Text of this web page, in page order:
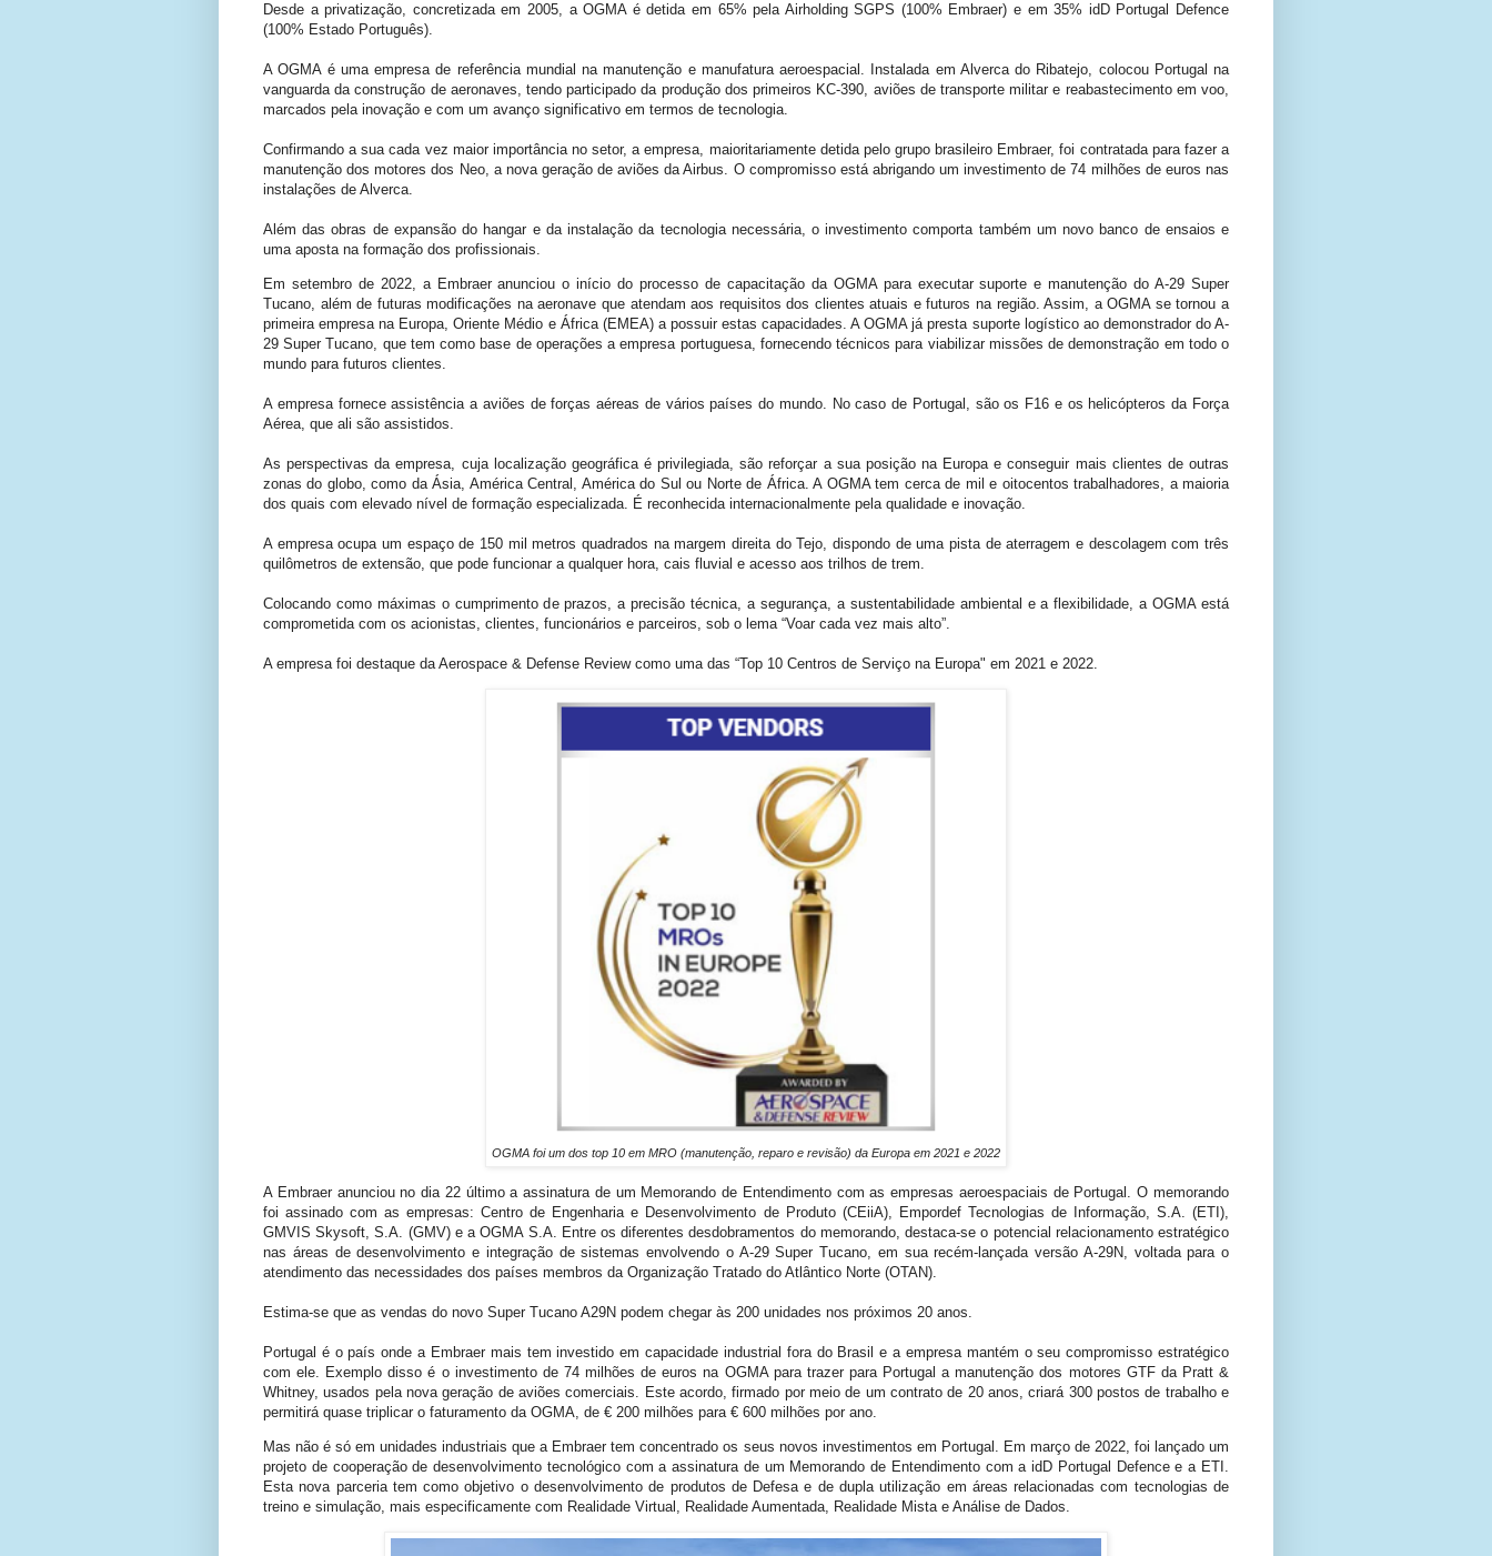
Desde a privatização, concretizada em 2005, a OGMA é detida em 65% pela Airholding SGPS (100% Embraer) e em 35% idD Portugal Defence
(100% Estado Português).
A OGMA é uma empresa de referência mundial na manutenção e manufatura aeroespacial. Instalada em Alverca do Ribatejo, colocou Portugal na
vanguarda da construção de aeronaves, tendo participado da produção dos primeiros KC-390, aviões de transporte militar e reabastecimento em voo,
marcados pela inovação e com um avanço significativo em termos de tecnologia.
Confirmando a sua cada vez maior importância no setor, a empresa, maioritariamente detida pelo grupo brasileiro Embraer, foi contratada para fazer a
manutenção dos motores dos Neo, a nova geração de aviões da Airbus. O compromisso está abrigando um investimento de 74 milhões de euros nas
instalações de Alverca.
Além das obras de expansão do hangar e da instalação da tecnologia necessária, o investimento comporta também um novo banco de ensaios e
uma aposta na formação dos profissionais.
Em setembro de 2022, a Embraer anunciou o início do processo de capacitação da OGMA para executar suporte e manutenção do A-29 Super
Tucano, além de futuras modificações na aeronave que atendam aos requisitos dos clientes atuais e futuros na região. Assim, a OGMA se tornou a
primeira empresa na Europa, Oriente Médio e África (EMEA) a possuir estas capacidades. A OGMA já presta suporte logístico ao demonstrador do A-
29 Super Tucano, que tem como base de operações a empresa portuguesa, fornecendo técnicos para viabilizar missões de demonstração em todo o
mundo para futuros clientes.
A empresa fornece assistência a aviões de forças aéreas de vários países do mundo. No caso de Portugal, são os F16 e os helicópteros da Força
Aérea, que ali são assistidos.
As perspectivas da empresa, cuja localização geográfica é privilegiada, são reforçar a sua posição na Europa e conseguir mais clientes de outras
zonas do globo, como da Ásia, América Central, América do Sul ou Norte de África. A OGMA tem cerca de mil e oitocentos trabalhadores, a maioria
dos quais com elevado nível de formação especializada. É reconhecida internacionalmente pela qualidade e inovação.
A empresa ocupa um espaço de 150 mil metros quadrados na margem direita do Tejo, dispondo de uma pista de aterragem e descolagem com três
quilômetros de extensão, que pode funcionar a qualquer hora, cais fluvial e acesso aos trilhos de trem.
Colocando como máximas o cumprimento de prazos, a precisão técnica, a segurança, a sustentabilidade ambiental e a flexibilidade, a OGMA está
comprometida com os acionistas, clientes, funcionários e parceiros, sob o lema “Voar cada vez mais alto”.
A empresa foi destaque da Aerospace & Defense Review como uma das “Top 10 Centros de Serviço na Europa" em 2021 e 2022.
OGMA foi um dos top 10 em MRO (manutenção, reparo e revisão) da Europa em 2021 e 2022
A Embraer anunciou no dia 22 último a assinatura de um Memorando de Entendimento com as empresas aeroespaciais de Portugal. O memorando
foi assinado com as empresas: Centro de Engenharia e Desenvolvimento de Produto (CEiiA), Empordef Tecnologias de Informação, S.A. (ETI),
GMVIS Skysoft, S.A. (GMV) e a OGMA S.A. Entre os diferentes desdobramentos do memorando, destaca-se o potencial relacionamento estratégico
nas áreas de desenvolvimento e integração de sistemas envolvendo o A-29 Super Tucano, em sua recém-lançada versão A-29N, voltada para o
atendimento das necessidades dos países membros da Organização Tratado do Atlântico Norte (OTAN).
Estima-se que as vendas do novo Super Tucano A29N podem chegar às 200 unidades nos próximos 20 anos.
Portugal é o país onde a Embraer mais tem investido em capacidade industrial fora do Brasil e a empresa mantém o seu compromisso estratégico
com ele. Exemplo disso é o investimento de 74 milhões de euros na OGMA para trazer para Portugal a manutenção dos motores GTF da Pratt &
Whitney, usados pela nova geração de aviões comerciais. Este acordo, firmado por meio de um contrato de 20 anos, criará 300 postos de trabalho e
permitirá quase triplicar o faturamento da OGMA, de € 200 milhões para € 600 milhões por ano.
Mas não é só em unidades industriais que a Embraer tem concentrado os seus novos investimentos em Portugal. Em março de 2022, foi lançado um
projeto de cooperação de desenvolvimento tecnológico com a assinatura de um Memorando de Entendimento com a idD Portugal Defence e a ETI.
Esta nova parceria tem como objetivo o desenvolvimento de produtos de Defesa e de dupla utilização em áreas relacionadas com tecnologias de
treino e simulação, mais especificamente com Realidade Virtual, Realidade Aumentada, Realidade Mista e Análise de Dados.